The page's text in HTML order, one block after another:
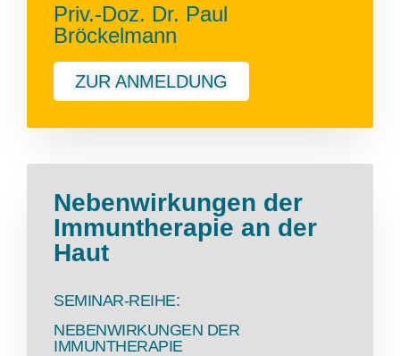
Priv.-Doz. Dr. Paul
Bröckelmann
ZUR ANMELDUNG
Nebenwirkungen der
Immuntherapie an der
Haut
SEMINAR-REIHE:
NEBENWIRKUNGEN DER
IMMUNTHERAPIE